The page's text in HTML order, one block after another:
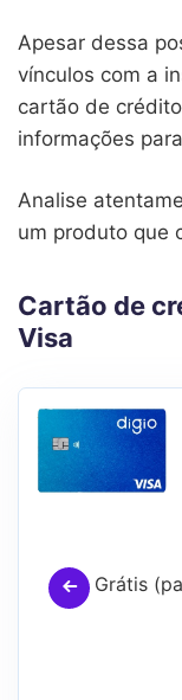
Apesar dessa
vínculos com a
cartão de
informações
Analise
um produto que
Cartão de
Visa
Grátis